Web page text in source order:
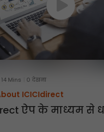
14 Mins 0 देखना
ICICIdirect
ऐप के माध्यम से